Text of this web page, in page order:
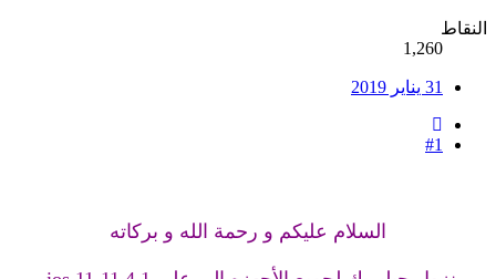
النقاط
1,260
31 يناير 2019
#1
السلام عليكم و رحمة الله و بركاته